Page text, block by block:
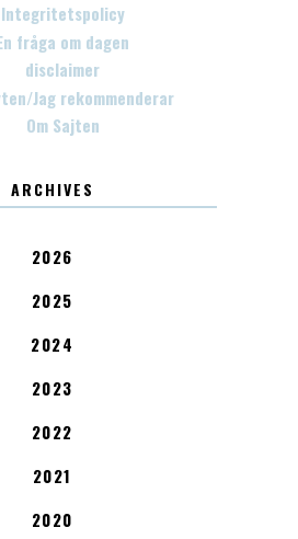
Integritetspolicy
fråga om dagen
disclaimer
Jag rekommenderar
Om Sajten
ARCHIVES
2026
2025
2024
2023
2022
2021
2020